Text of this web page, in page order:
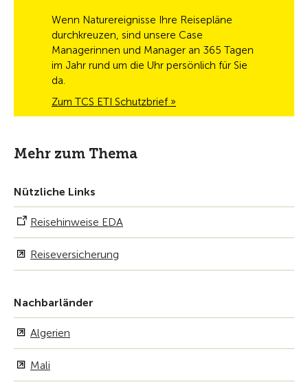
Wenn Naturereignisse Ihre Reisepläne
durchkreuzen, sind unsere Case
Managerinnen und Manager an 365 Tagen
im Jahr rund um die Uhr persönlich für Sie
da.
Zum TCS ETI Schutzbrief »
Mehr zum Thema
Nützliche Links
Reisehinweise EDA
Reiseversicherung
Nachbarländer
Algerien
Mali